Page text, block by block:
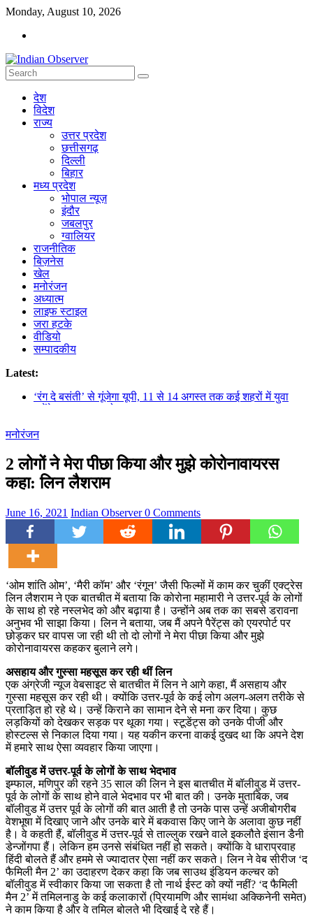
Skip
content
Monday, August 10, 2026
Indian
Observer
News
देश
विदेश
राज्य
उत्तर प्रदेश
छत्तीसगढ़
दिल्ली
बिहार
मध्य प्रदेश
भोपाल न्यूज़
इंदौर
जबलपुर
ग्वालियर
राजनीतिक
बिज़नेस
खेल
मनोरंजन
अध्यात्म
लाइफ स्टाइल
जरा हटके
वीडियो
सम्पादकीय
Latest:
‘रंग दे बसंती’ से गूंजेगा यूपी, 11 से 14 अगस्त तक कई शहरों में युवा
सतना विधायक सिद्धार्थ सिंह कुशवाहा डब्बू जी की उपस्थिति में योगेश
अतीक के समर्थकों की दबंगई का आरोप, लखनऊ से प्रयागराज तक
मचा हड़कंप; केस दर्ज
पिछड़ा वर्ग छात्रवृत्ति के लिए आवेदन 11 अगस्त से, 21 सितम्बर है
मनोरंजन
2 लोगों ने मेरा पीछा किया और मुझे कोरोनावायरस
कहा: लिन लैशराम
June 16, 2021 Indian Observer0 Comments
‘ओम शांति ओम’, ‘मैरी कॉम’ और ‘रंगून’ जैसी फिल्मों में काम कर चुकीं एक्ट्रेस
लिन लैशराम ने एक बातचीत में बताया कि कोरोना महामारी ने उत्तर-पूर्व के लोगों
के साथ हो रहे नस्लभेद को और बढ़ाया है। उन्होंने अब तक का सबसे डरावना
अनुभव भी साझा किया। लिन ने बताया, जब मैं अपने पैरेंट्स को एयरपोर्ट पर
छोड़कर घर वापस जा रही थी तो दो लोगों ने मेरा पीछा किया और मुझे
कोरोनावायरस कहकर बुलाने लगे।
असहाय और गुस्सा महसूस कर रही थीं लिन
एक अंग्रेजी न्यूज वेबसाइट से बातचीत में लिन ने आगे कहा, मैं असहाय और
गुस्सा महसूस कर रही थी। क्योंकि उत्तर-पूर्व के कई लोग अलग-अलग तरीके से
प्रताड़ित हो रहे थे। उन्हें किराने का सामान देने से मना कर दिया। कुछ
लड़कियों को देखकर सड़क पर थूका गया। स्टूडेंट्स को उनके पीजी और
होस्टल्स से निकाल दिया गया। यह यकीन करना वाकई दुखद था कि अपने देश
में हमारे साथ ऐसा व्यवहार किया जाएगा।
बॉलीवुड में उत्तर-पूर्व के लोगों के साथ भेदभाव
इम्फाल, मणिपुर की रहने 35 साल की लिन ने इस बातचीत में बॉलीवुड में उत्तर-
पूर्व के लोगों के साथ होने वाले भेदभाव पर भी बात की। उनके मुताबिक, जब
बॉलीवुड में उत्तर पूर्व के लोगों की बात आती है तो उनके पास उन्हें अजीबोगरीब
वेशभूषा में दिखाए जाने और उनके बारे में बकवास किए जाने के अलावा कुछ नहीं
है। वे कहती हैं, बॉलीवुड में उत्तर-पूर्व से ताल्लुक रखने वाले इकलौते इंसान डैनी
डेन्जोंगपा हैं। लेकिन हम उनसे संबंधित नहीं हो सकते। क्योंकि वे धाराप्रवाह
हिंदी बोलते हैं और हममे से ज्यादातर ऐसा नहीं कर सकते। लिन ने वेब सीरीज ‘द
फैमिली मैन 2’ का उदाहरण देकर कहा कि जब साउथ इंडियन कल्चर को
बॉलीवुड में स्वीकार किया जा सकता है तो नार्थ ईस्ट को क्यों नहीं? ‘द फैमिली
मैन 2’ में तमिलनाडु के कई कलाकारों (प्रियामणि और सामंथा अक्किनेनी समेत)
ने काम किया है और वे तमिल बोलते भी दिखाई दे रहे हैं।